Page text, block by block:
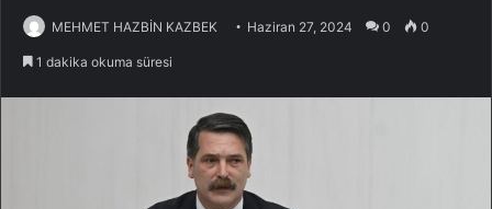
MEHMET HAZBİN KAZBEK Haziran 27, 2024 0 0
1 dakika okuma süresi